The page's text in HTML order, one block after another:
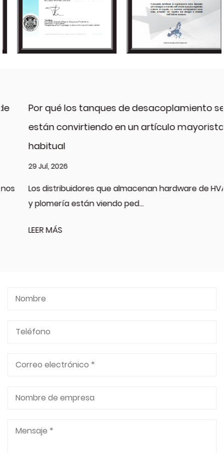
Por qué los tanques de desacoplamiento se
están convirtiendo en un artículo mayorista
habitual
29 Jul, 2026
Los distribuidores que almacenan hardware de HVAC
y plomería están viendo ped...
LEER MÁS